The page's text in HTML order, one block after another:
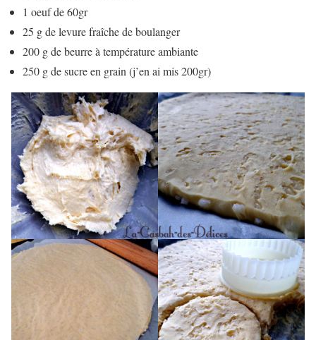
1 oeuf de 60gr
25 g de levure fraîche de boulanger
200 g de beurre à température ambiante
250 g de sucre en grain (j’en ai mis 200gr)